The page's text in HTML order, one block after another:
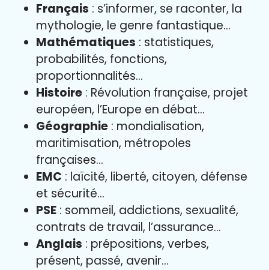
Français : s’informer, se raconter, la
mythologie, le genre fantastique…
Mathématiques : statistiques,
probabilités, fonctions,
proportionnalités…
Histoire : Révolution française, projet
européen, l’Europe en débat…
Géographie : mondialisation,
maritimisation, métropoles
françaises…
EMC : laïcité, liberté, citoyen, défense
et sécurité…
PSE : sommeil, addictions, sexualité,
contrats de travail, l’assurance…
Anglais : prépositions, verbes,
présent, passé, avenir…